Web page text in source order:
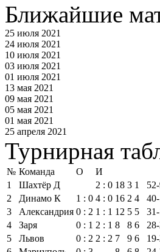
Ближайшие
25 июля 2021
24 июля 2021
10 июля 2021
03 июля 2021
01 июля 2021
13 мая 2021
09 мая 2021
05 мая 2021
01 мая 2021
25 апреля 2021
Турнирная
№ Команда О
И
1
Шахтёр Д 2 : 0 18 3 1
2
Динамо К 1 : 0 4 : 0 16 2 4
3
Александрия 0 : 2 1 : 1 12 5 5
4
Заря 0 : 1 2 : 1 8 8 6
5
Львов 0 : 2 2 : 2 7 9 6